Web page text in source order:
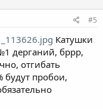
#5
Катушки
дерганий, бррр,
отгибать
будут пробои,